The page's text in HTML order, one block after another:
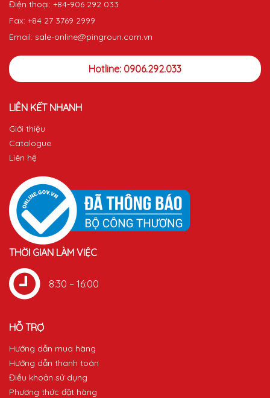
Điện thoại: +84-906 292 033
Fax: +84 27 3769 2999
Email: sale-online@pingroun.com.vn
Hotline: 0906.292.033
LIÊN KẾT NHANH
Giới thiệu
Catalogue
Liên hệ
THỜI GIAN LÀM VIỆC
8:30 – 16:00
HỖ TRỢ
Hướng dẫn mua hàng
Hướng dẫn thanh toán
Điều khoản sử dụng
Phương thức đặt hàng